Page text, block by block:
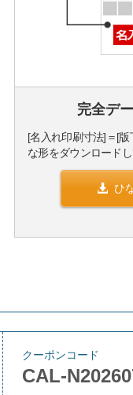
完全デ
[名入れ印刷寸法]＝[
な形をダウンロード
ひ
クーポンコード
CAL-